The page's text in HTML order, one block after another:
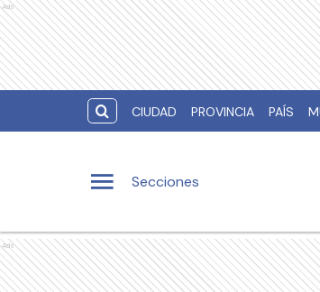
Ads
CIUDAD PROVINCIA PAÍS
Secciones
Ads